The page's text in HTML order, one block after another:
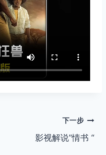
下一步
影视解说”情书 “